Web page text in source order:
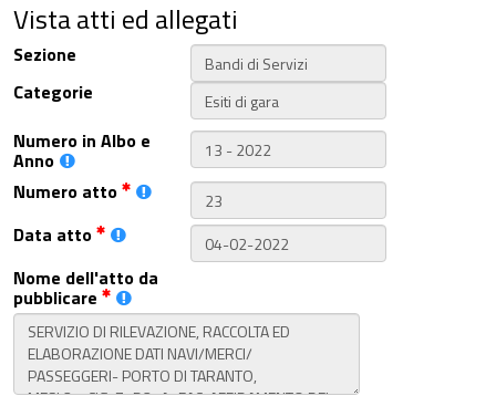
Vista atti ed allegati
Sezione
Categorie
Numero in Albo e
Anno
Numero atto
Data atto
Nome dell'atto da
pubblicare